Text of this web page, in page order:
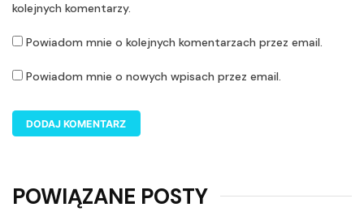
kolejnych komentarzy.
Powiadom mnie o kolejnych komentarzach przez email.
Powiadom mnie o nowych wpisach przez email.
POWIĄZANE POSTY